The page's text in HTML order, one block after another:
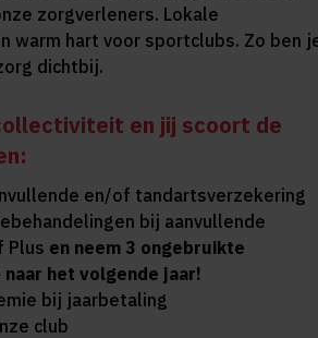
zorgverleners. Lokale
warm hart voor sportclubs. Zo ben
dichtbij.
en jij scoort de
en/of tandartsverzekering
bij aanvullende
Plus en neem 3 ongebruikte
het volgende jaar!
bij jaarbetaling
club